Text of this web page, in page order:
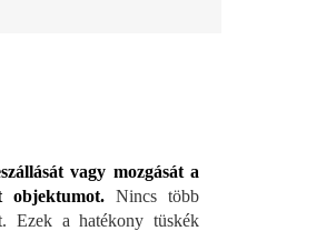
vagy mozgását a
objektumot. Nincs több
Ezek a hatékony tüskék